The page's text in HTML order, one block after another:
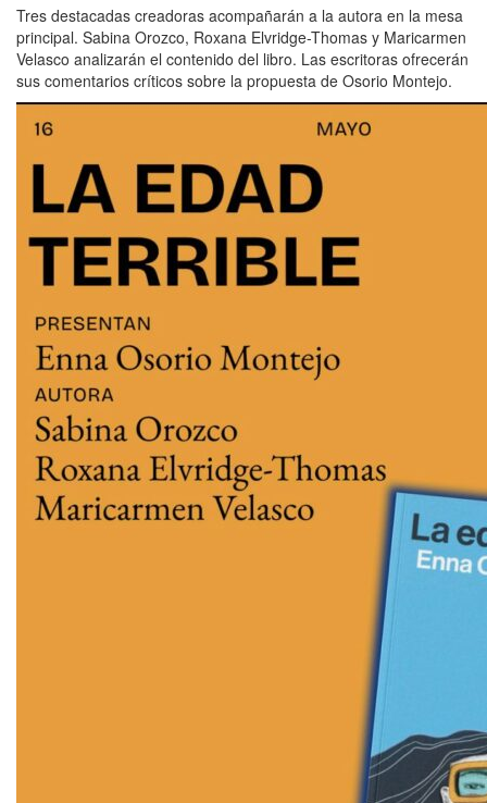
Tres destacadas creadoras acompañarán a la autora en la mesa
principal. Sabina Orozco, Roxana Elvridge-Thomas y Maricarmen
Velasco analizarán el contenido del libro. Las escritoras ofrecerán
sus comentarios críticos sobre la propuesta de Osorio Montejo.